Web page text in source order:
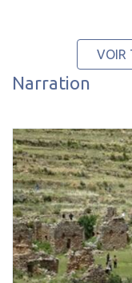
VOIR
Narration